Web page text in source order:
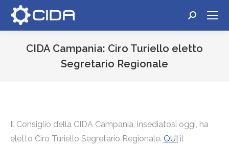
Cerca:
CIDA Campania: Ciro Turiello eletto
Segretario Regionale
Il Consiglio della CIDA Campania, insediatosi oggi, ha
eletto Ciro Turiello Segretario Regionale. QUI il